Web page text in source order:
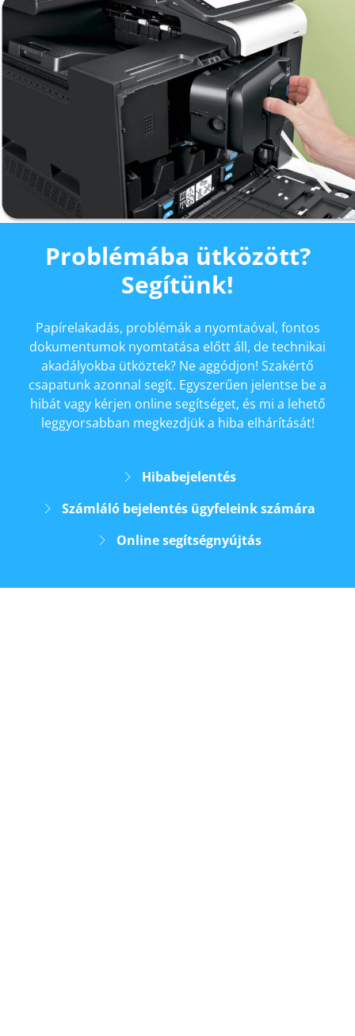
Problémába ütközött?
Segítünk!
Papírelakadás, problémák a nyomtaóval, fontos
dokumentumok nyomtatása előtt áll, de technikai
akadályokba ütköztek? Ne aggódjon! Szakértő
csapatunk azonnal segít. Egyszerűen jelentse be a
hibát vagy kérjen online segítséget, és mi a lehető
leggyorsabban megkezdjük a hiba elhárítását!
Hibabejelentés
Számláló bejelentés ügyfeleink számára
Online segítségnyújtás